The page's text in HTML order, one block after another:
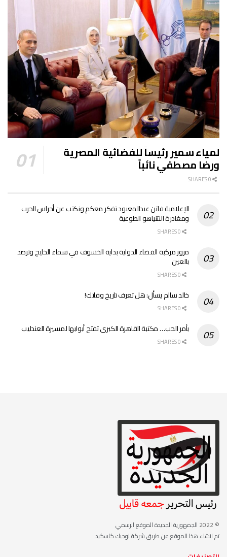
لمياء سمير رئيساً للفضائية المصرية
ورضا مصطفي نائباً
الإعلامية فاتن عبدالمعبود تفكر معكم ونكتب عن أجراس الحرب
ومغادرة النتنياهو الطوعية
مرور مركبة الفضاء الدولية بداية الخسوف في سماء الخليج وترصد
بالعين
خالد سالم يسأل: هل تعرف تاريخ وفاتك!
بأمر الحب… مكتبة القاهرة الكبرى تفتح أبوابها لمسيرة العندليب
© 2022
الجمهورية الجديدة الموقع الرسمي
تم انشاء هذا الموقع عن طريق شركة لوجيك كاسكيد